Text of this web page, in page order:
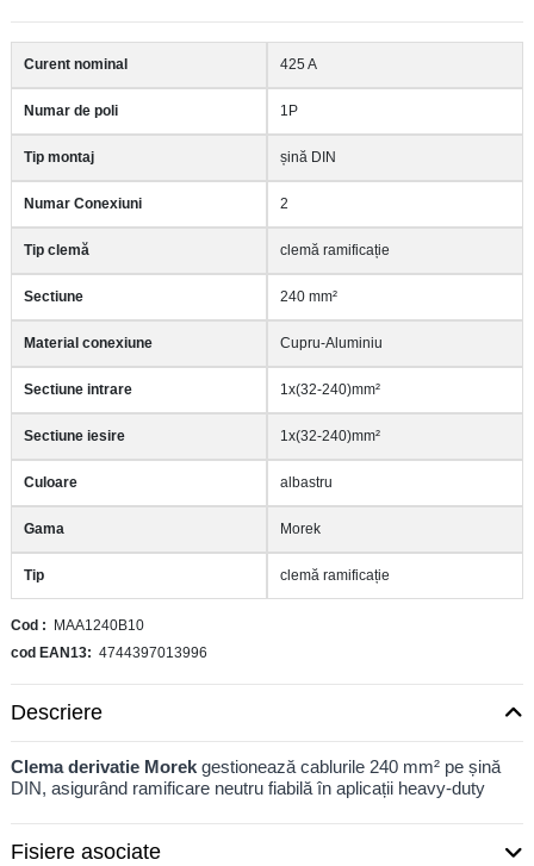
Curent nominal 425 A
Numar de poli 1P
Tip montaj șină DIN
Numar Conexiuni 2
Tip clemă clemă ramificație
Sectiune 240 mm²
Material conexiune Cupru-Aluminiu
Sectiune intrare 1x(32-240)mm²
Sectiune iesire 1x(32-240)mm²
Culoare albastru
Gama Morek
Tip clemă ramificație
Cod
MAA1240B10
cod EAN13
4744397013996
Descriere
Clema derivatie Morek gestionează cablurile 240 mm² pe șină
DIN, asigurând ramificare neutru fiabilă în aplicații heavy-duty
Fisiere asociate